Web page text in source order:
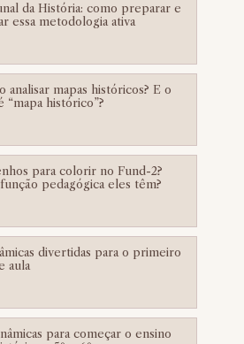
da História: como preparar e
essa metodologia ativa
analisar mapas históricos? E o
“mapa histórico”?
para colorir no Fund-2?
pedagógica eles têm?
divertidas para o primeiro
aula
para começar o ensino